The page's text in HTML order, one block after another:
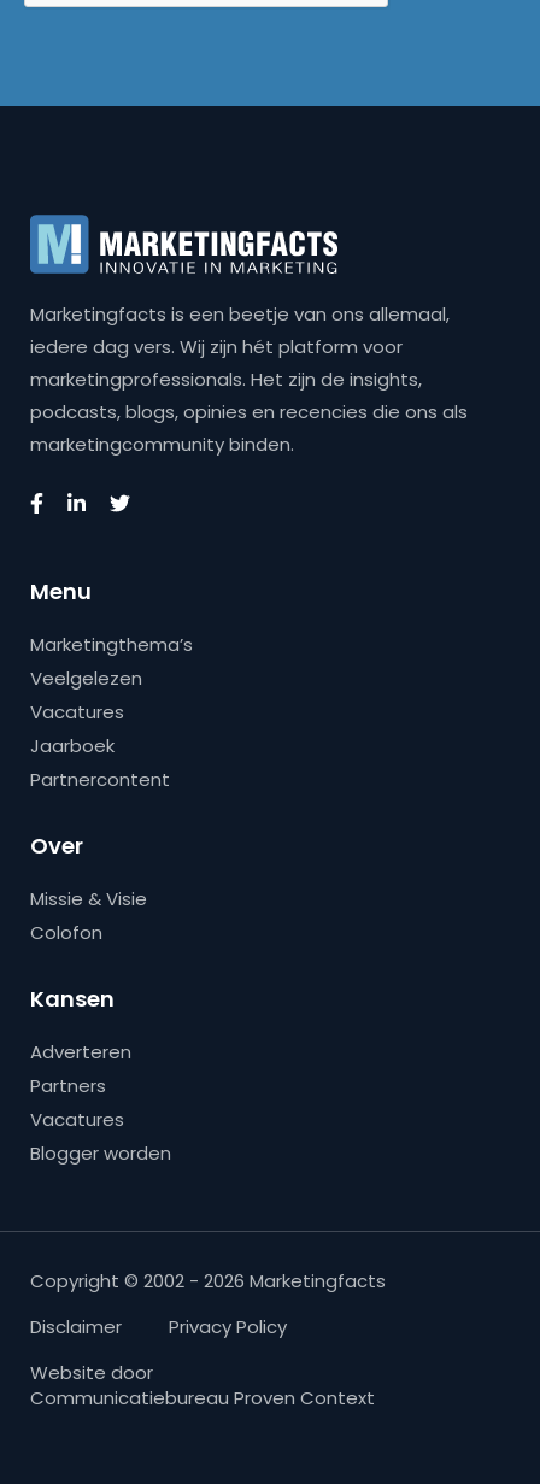
Marketingfacts is een beetje van ons allemaal,
iedere dag vers. Wij zijn hét platform voor
marketingprofessionals. Het zijn de insights,
podcasts, blogs, opinies en recencies die ons als
marketingcommunity binden.
Menu
Marketingthema’s
Veelgelezen
Vacatures
Jaarboek
Partnercontent
Over
Missie & Visie
Colofon
Kansen
Adverteren
Partners
Vacatures
Blogger worden
Copyright © 2002 - 2026 Marketingfacts
Disclaimer
Privacy Policy
Website door
Communicatiebureau Proven Context